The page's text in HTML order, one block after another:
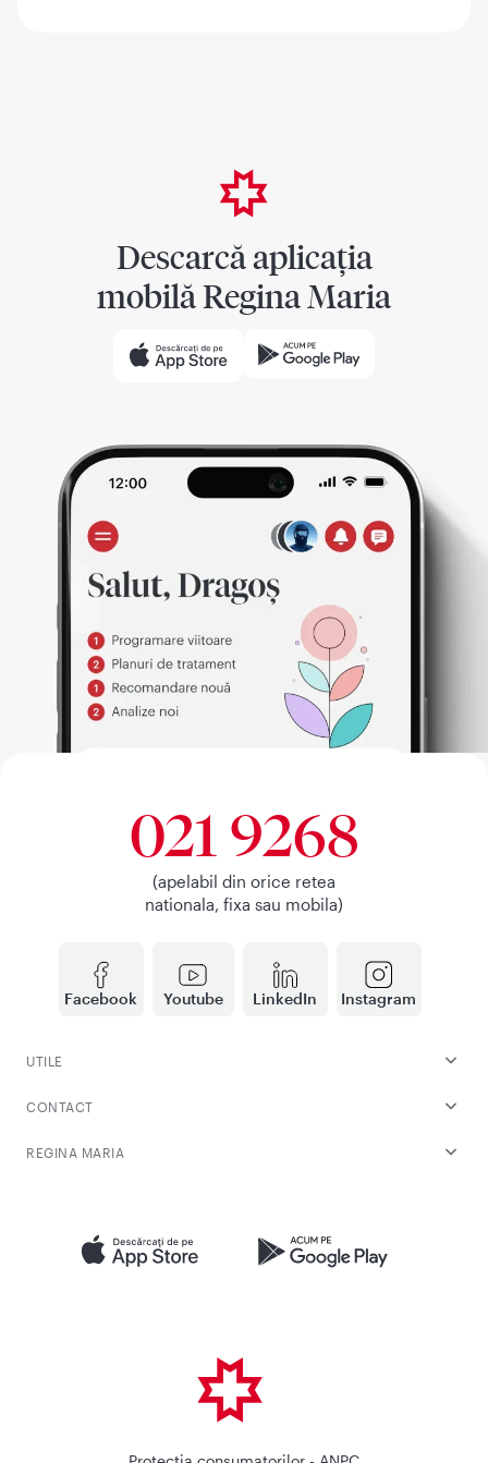
Descarcă aplicația
mobilă Regina Maria
Facebook Youtube LinkedIn Instagram
021 9268
(apelabil din orice retea
nationala, fixa sau mobila)
UTILE
CONTACT
REGINA MARIA